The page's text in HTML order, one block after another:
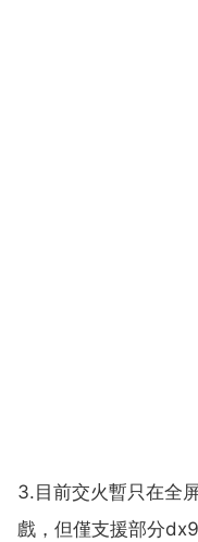
3.目前交火暫只在全
戲，但僅支援部分